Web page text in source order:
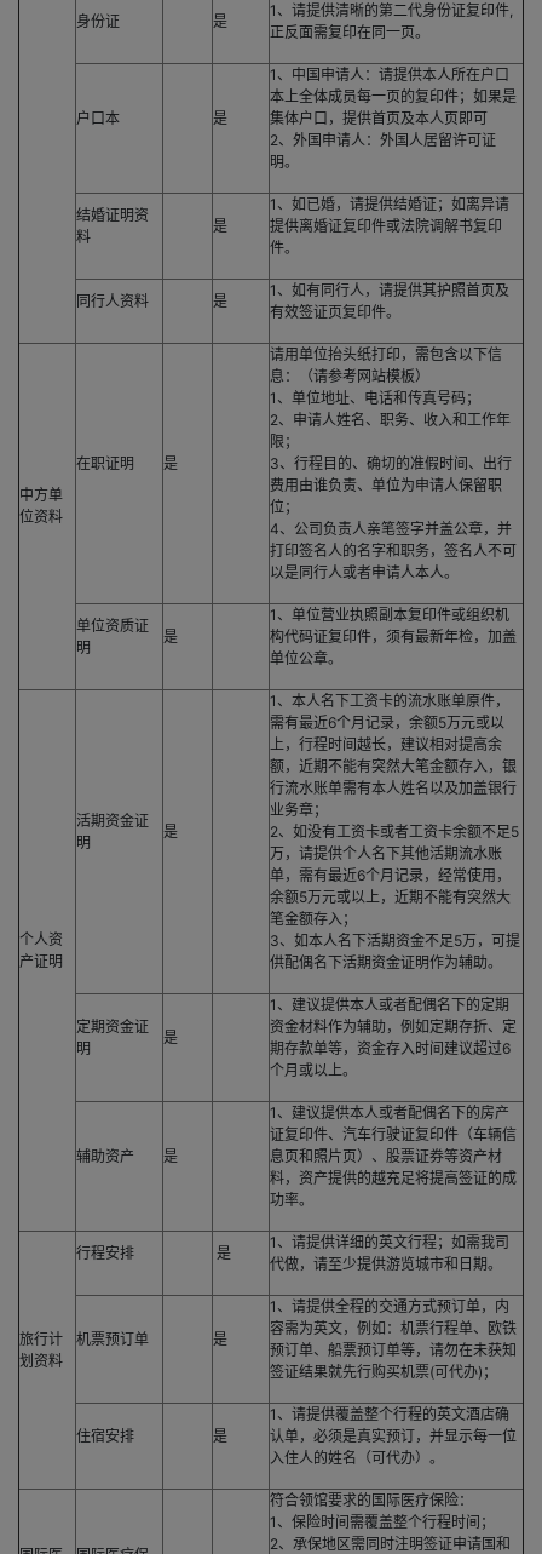
身份证 是
1、请提供清晰的第二代身份证复印件,
正反面需复印在同一页。
户口本 是
1、中国申请人：请提供本人所在户口
本上全体成员每一页的复印件；如果是
集体户口，提供首页及本人页即可
2、外国申请人：外国人居留许可证
明。
结婚证明资
料
是
1、如已婚，请提供结婚证；如离异请
提供离婚证复印件或法院调解书复印
件。
同行人资料 是
1、如有同行人，请提供其护照首页及
有效签证页复印件。
中方单
位资料
在职证明 是
请用单位抬头纸打印，需包含以下信
息：（请参考网站模板）
1、单位地址、电话和传真号码；
2、申请人姓名、职务、收入和工作年
限；
3、行程目的、确切的准假时间、出行
费用由谁负责、单位为申请人保留职
位；
4、公司负责人亲笔签字并盖公章，并
打印签名人的名字和职务，签名人不可
以是同行人或者申请人本人。
单位资质证
明
是
1、单位营业执照副本复印件或组织机
构代码证复印件，须有最新年检，加盖
单位公章。
个人资
产证明
活期资金证
明
是
1、本人名下工资卡的流水账单原件，
需有最近6个月记录，余额5万元或以
上，行程时间越长，建议相对提高余
额，近期不能有突然大笔金额存入，银
行流水账单需有本人姓名以及加盖银行
业务章；
2、如没有工资卡或者工资卡余额不足5
万，请提供个人名下其他活期流水账
单，需有最近6个月记录，经常使用，
余额5万元或以上，近期不能有突然大
笔金额存入；
3、如本人名下活期资金不足5万，可提
供配偶名下活期资金证明作为辅助。
定期资金证
明
是
1、建议提供本人或者配偶名下的定期
资金材料作为辅助，例如定期存折、定
期存款单等，资金存入时间建议超过6
个月或以上。
辅助资产 是
1、建议提供本人或者配偶名下的房产
证复印件、汽车行驶证复印件（车辆信
息页和照片页）、股票证券等资产材
料，资产提供的越充足将提高签证的成
功率。
旅行计
划资料
行程安排 是
1、请提供详细的英文行程；如需我司
代做，请至少提供游览城市和日期。
机票预订单 是
1、请提供全程的交通方式预订单，内
容需为英文，例如：机票行程单、欧铁
预订单、船票预订单等，请勿在未获知
签证结果就先行购买机票(可代办)；
住宿安排 是
1、请提供覆盖整个行程的英文酒店确
认单，必须是真实预订，并显示每一位
入住人的姓名（可代办）。
符合领馆要求的国际医疗保险：
1、保险时间需覆盖整个行程时间；
2、承保地区需同时注明签证申请国和